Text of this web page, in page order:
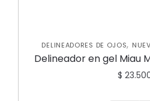
DELINEADORES DE OJOS,
Delineador en gel Miau
$